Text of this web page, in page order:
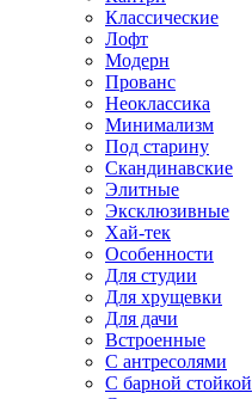
Классические
Лофт
Модерн
Прованс
Неоклассика
Минимализм
Под старину
Скандинавские
Элитные
Эксклюзивные
Хай-тек
Особенности
Для студии
Для хрущевки
Для дачи
Встроенные
С антресолями
С барной стойкой